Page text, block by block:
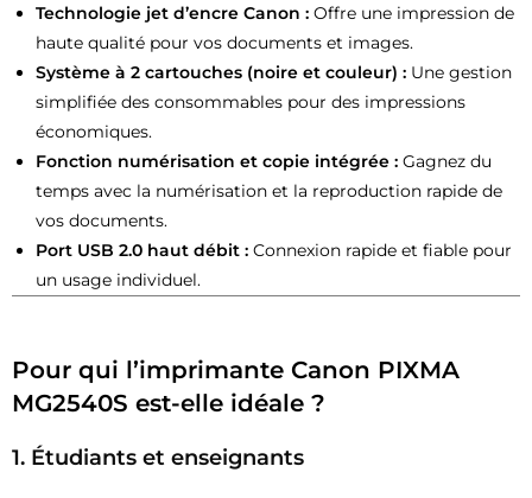
Technologie jet d’encre Canon : Offre une impression de
haute qualité pour vos documents et images.
Système à 2 cartouches (noire et couleur) : Une gestion
simplifiée des consommables pour des impressions
économiques.
Fonction numérisation et copie intégrée : Gagnez du
temps avec la numérisation et la reproduction rapide de
vos documents.
Port USB 2.0 haut débit : Connexion rapide et fiable pour
un usage individuel.
Pour qui l’imprimante Canon PIXMA
MG2540S est-elle idéale ?
1. Étudiants et enseignants